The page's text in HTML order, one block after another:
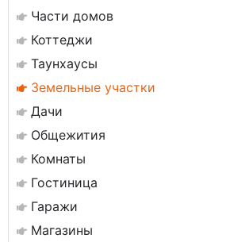
Части домов
Коттеджи
Таунхаусы
Земельные участки
Дачи
Общежития
Комнаты
Гостиница
Гаражи
Магазины